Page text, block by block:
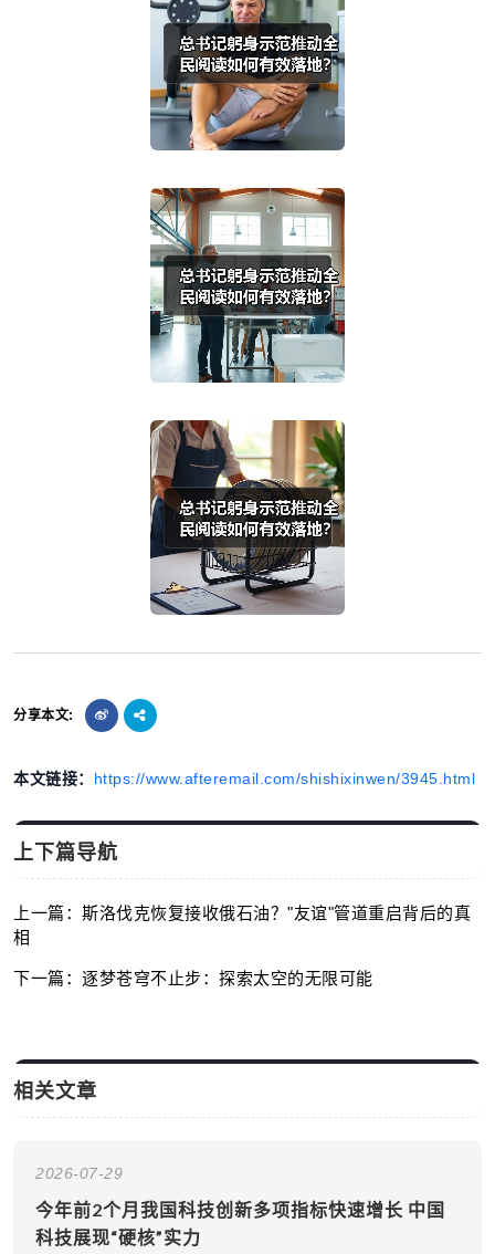
分享本文:
本文链接： https://www.afteremail.com/shishixinwen/3945.html
上下篇导航
上一篇：斯洛伐克恢复接收俄石油？"友谊"管道重启背后的真
相
下一篇：逐梦苍穹不止步：探索太空的无限可能
相关文章
2026-07-29
今年前2个月我国科技创新多项指标快速增长 中国
科技展现“硬核”实力